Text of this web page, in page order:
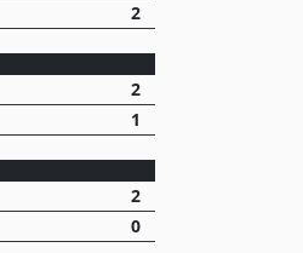
2
2
1
2
0